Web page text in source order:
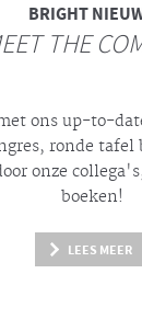
BRIGHT
THE
ons up-to-
ronde tafel
onze
boeken!
LEES MEER